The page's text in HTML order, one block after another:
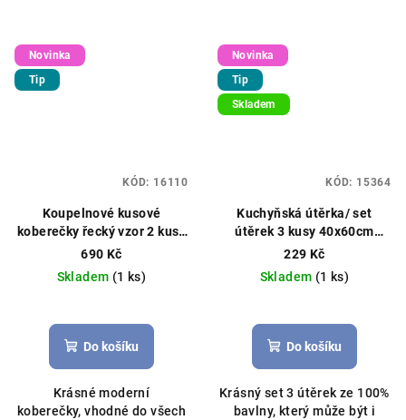
Novinka
Tip
Koupelnové kusové
koberečky řecký vzor 2 kusy
50x80/40x50cm zelený
690 Kč
Skladem (1 ks)
Do košíku
Krásné moderní
koberečky, vhodné do všech
KÓD: 16110
Novinka
Tip
Skladem
Kuchyňská útěrka/ set
útěrek 3 kusy 40x60cm
béžová/bílá/hnědá pečivo
229 Kč
Skladem (1 ks)
Do košíku
Krásný set 3 útěrek ze 100%
bavlny, který může být i
KÓD: 15364